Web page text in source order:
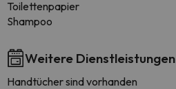
Toilettenpapier
Shampoo
Weitere Dienstleistungen
Handtücher sind vorhanden